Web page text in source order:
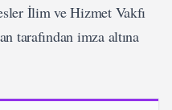
İlim ve Hizmet Vakfı
tarafından imza altına